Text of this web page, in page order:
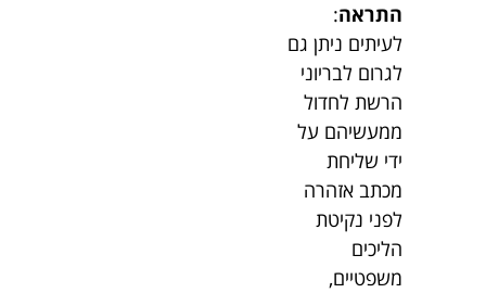
התראה:
לעיתים ניתן גם
לגרום לבריוני
הרשת לחדול
ממעשיהם על
ידי שליחת
מכתב אזהרה
לפני נקיטת
הליכים
משפטיים,